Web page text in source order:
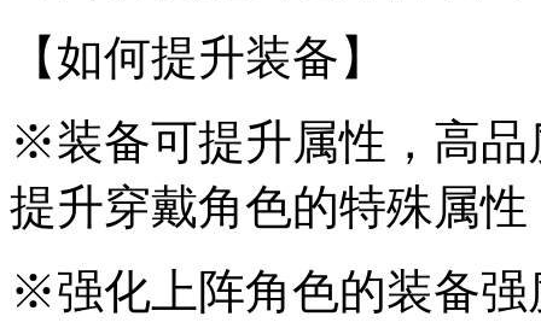
【如何提升装备】
※装备可提升属性，高
提升穿戴角色的特殊属性
※强化上阵角色的装备